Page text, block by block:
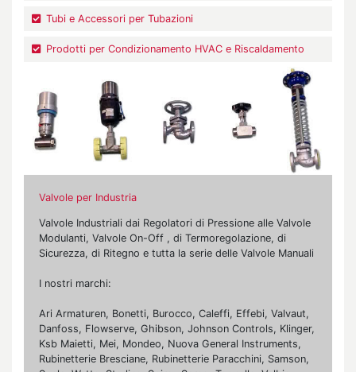
Tubi e Accessori per Tubazioni
Prodotti per Condizionamento HVAC e Riscaldamento
Valvole per Industria
Valvole Industriali dai Regolatori di Pressione alle Valvole
Modulanti, Valvole On-Off , di Termoregolazione, di
Sicurezza, di Ritegno e tutta la serie delle Valvole Manuali
I nostri marchi:
Ari Armaturen, Bonetti, Burocco, Caleffi, Effebi, Valvaut,
Danfoss, Flowserve, Ghibson, Johnson Controls, Klinger,
Ksb Maietti, Mei, Mondeo, Nuova General Instruments,
Rubinetterie Bresciane, Rubinetterie Paracchini, Samson,